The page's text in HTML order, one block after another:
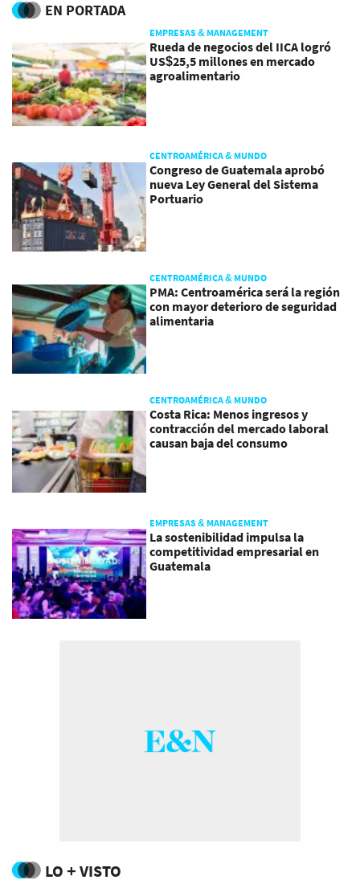
EN PORTADA
EMPRESAS & MANAGEMENT
Rueda de negocios del IICA logró
US$25,5 millones en mercado
agroalimentario
CENTROAMÉRICA & MUNDO
Congreso de Guatemala aprobó
nueva Ley General del Sistema
Portuario
CENTROAMÉRICA & MUNDO
PMA: Centroamérica será la región
con mayor deterioro de seguridad
alimentaria
CENTROAMÉRICA & MUNDO
Costa Rica: Menos ingresos y
contracción del mercado laboral
causan baja del consumo
EMPRESAS & MANAGEMENT
La sostenibilidad impulsa la
competitividad empresarial en
Guatemala
LO + VISTO